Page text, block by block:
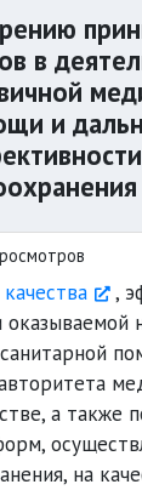
в
и
,
а также
на